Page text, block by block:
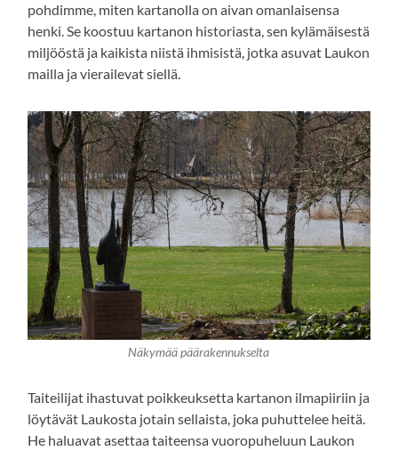
pohdimme, miten kartanolla on aivan omanlaisensa
henki. Se koostuu kartanon historiasta, sen kylämäisestä
miljööstä ja kaikista niistä ihmisistä, jotka asuvat Laukon
mailla ja vierailevat siellä.
Näkymää päärakennukselta
Taiteilijat ihastuvat poikkeuksetta kartanon ilmapiiriin ja
löytävät Laukosta jotain sellaista, joka puhuttelee heitä.
He haluavat asettaa taiteensa vuoropuheluun Laukon